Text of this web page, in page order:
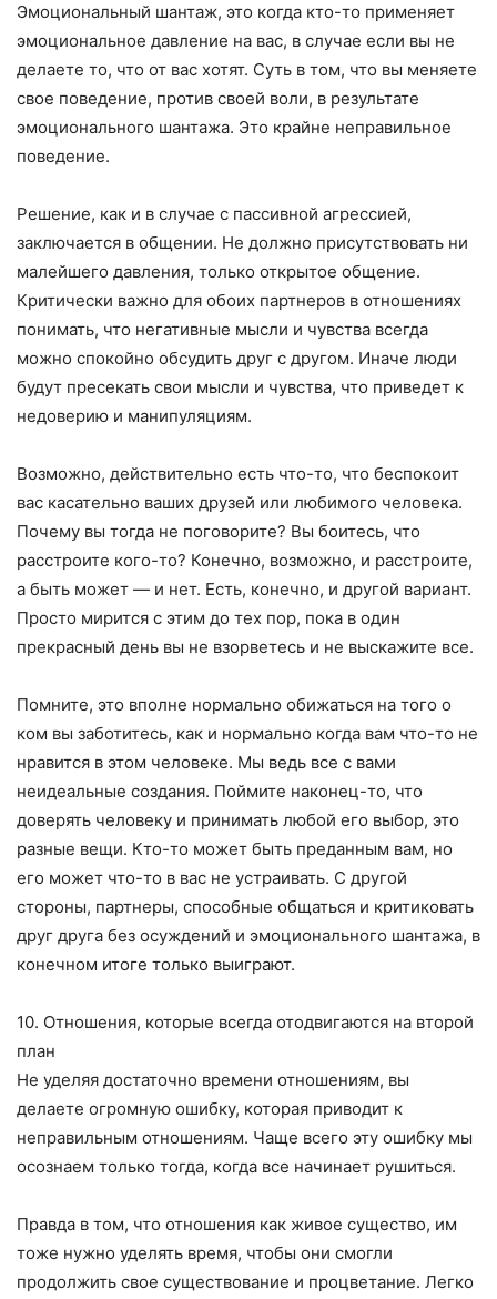
Эмоциональный шантаж, это когда кто-то применяет
эмоциональное давление на вас, в случае если вы не
делаете то, что от вас хотят. Суть в том, что вы меняете
свое поведение, против своей воли, в результате
эмоционального шантажа. Это крайне неправильное
поведение.
Решение, как и в случае с пассивной агрессией,
заключается в общении. Не должно присутствовать ни
малейшего давления, только открытое общение.
Критически важно для обоих партнеров в отношениях
понимать, что негативные мысли и чувства всегда
можно спокойно обсудить друг с другом. Иначе люди
будут пресекать свои мысли и чувства, что приведет к
недоверию и манипуляциям.
Возможно, действительно есть что-то, что беспокоит
вас касательно ваших друзей или любимого человека.
Почему вы тогда не поговорите? Вы боитесь, что
расстроите кого-то? Конечно, возможно, и расстроите,
а быть может — и нет. Есть, конечно, и другой вариант.
Просто мирится с этим до тех пор, пока в один
прекрасный день вы не взорветесь и не выскажите все.
Помните, это вполне нормально обижаться на того о
ком вы заботитесь, как и нормально когда вам что-то не
нравится в этом человеке. Мы ведь все с вами
неидеальные создания. Поймите наконец-то, что
доверять человеку и принимать любой его выбор, это
разные вещи. Кто-то может быть преданным вам, но
его может что-то в вас не устраивать. С другой
стороны, партнеры, способные общаться и критиковать
друг друга без осуждений и эмоционального шантажа, в
конечном итоге только выиграют.
10. Отношения, которые всегда отодвигаются на второй
план
Не уделяя достаточно времени отношениям, вы
делаете огромную ошибку, которая приводит к
неправильным отношениям. Чаще всего эту ошибку мы
осознаем только тогда, когда все начинает рушиться.
Правда в том, что отношения как живое существо, им
тоже нужно уделять время, чтобы они смогли
продолжить свое существование и процветание. Легко